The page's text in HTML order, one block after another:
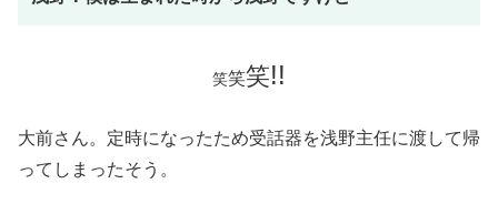
笑笑笑!!
大前さん。定時になったため受話器を浅野主任に渡して帰
ってしまったそう。